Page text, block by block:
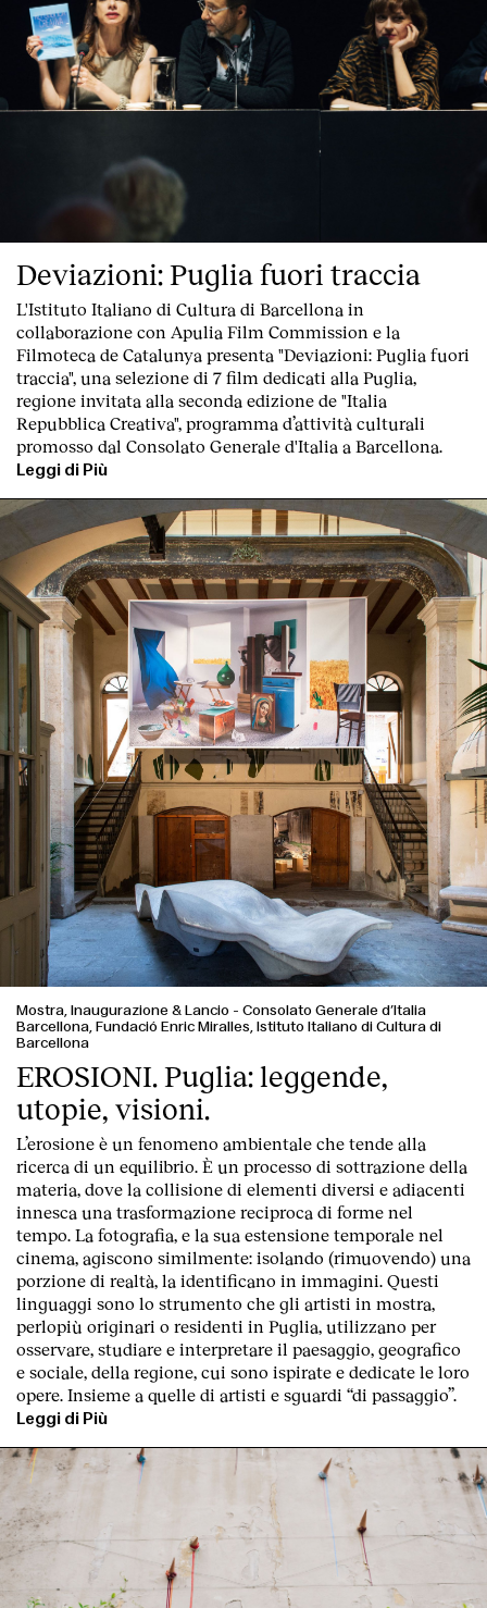
Deviazioni: Puglia fuori traccia
L'Istituto Italiano di Cultura di Barcellona in
collaborazione con Apulia Film Commission e la
Filmoteca de Catalunya presenta "Deviazioni: Puglia fuori
traccia", una selezione di 7 film dedicati alla Puglia,
regione invitata alla seconda edizione de "Italia
Repubblica Creativa", programma d’attività culturali
promosso dal Consolato Generale d'Italia a Barcellona.
Leggi di Più
Mostra, Inaugurazione & Lancio - Consolato Generale d’Italia
Barcellona, Fundació Enric Miralles, Istituto Italiano di Cultura di
Barcellona
EROSIONI. Puglia: leggende,
utopie, visioni.
L’erosione è un fenomeno ambientale che tende alla
ricerca di un equilibrio. È un processo di sottrazione della
materia, dove la collisione di elementi diversi e adiacenti
innesca una trasformazione reciproca di forme nel
tempo. La fotografia, e la sua estensione temporale nel
cinema, agiscono similmente: isolando (rimuovendo) una
porzione di realtà, la identificano in immagini. Questi
linguaggi sono lo strumento che gli artisti in mostra,
perlopiù originari o residenti in Puglia, utilizzano per
osservare, studiare e interpretare il paesaggio, geografico
e sociale, della regione, cui sono ispirate e dedicate le loro
opere. Insieme a quelle di artisti e sguardi “di passaggio”.
Leggi di Più